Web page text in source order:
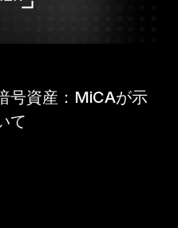
号資産：MiCAが示
て